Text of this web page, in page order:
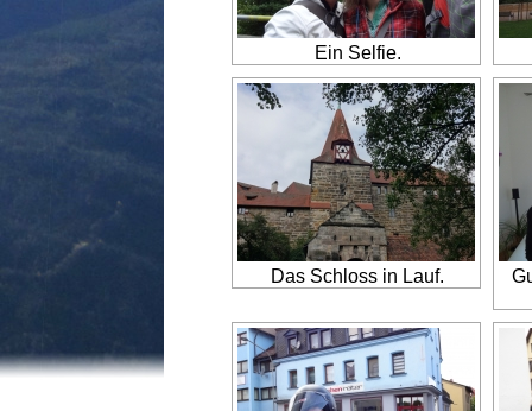
Ein Selfie.
Das Schloss in Lauf.